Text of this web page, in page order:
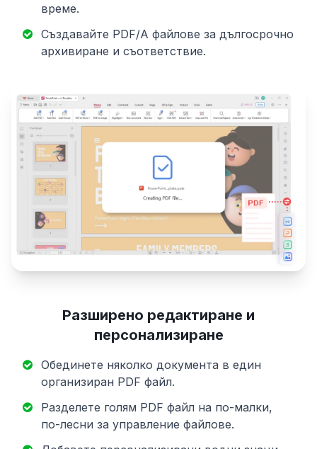
време.
Създавайте PDF/A файлове за дългосрочно
архивиране и съответствие.
Разширено редактиране и
персонализиране
Обединете няколко документа в един
организиран PDF файл.
Разделете голям PDF файл на по-малки,
по-лесни за управление файлове.